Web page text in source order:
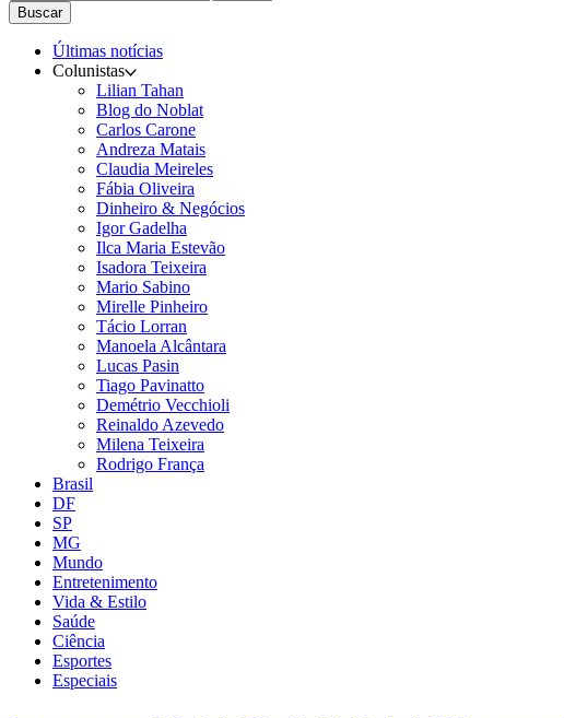
Buscar
Últimas notícias
Colunistas
Lilian Tahan
Blog do Noblat
Carlos Carone
Andreza Matais
Claudia Meireles
Fábia Oliveira
Dinheiro & Negócios
Igor Gadelha
Ilca Maria Estevão
Isadora Teixeira
Mario Sabino
Mirelle Pinheiro
Tácio Lorran
Manoela Alcântara
Lucas Pasin
Tiago Pavinatto
Demétrio Vecchioli
Reinaldo Azevedo
Milena Teixeira
Rodrigo França
Brasil
DF
SP
MG
Mundo
Entretenimento
Vida & Estilo
Saúde
Ciência
Esportes
Especiais